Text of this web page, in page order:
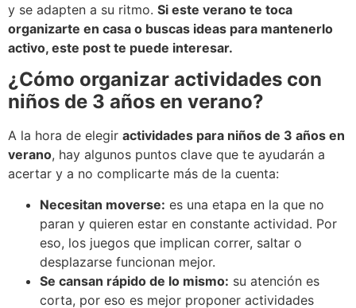
y se adapten a su ritmo. Si este verano te toca
organizarte en casa o buscas ideas para mantenerlo
activo, este post te puede interesar.
¿Cómo organizar actividades con
niños de 3 años en verano?
A la hora de elegir actividades para niños de 3 años en
verano, hay algunos puntos clave que te ayudarán a
acertar y a no complicarte más de la cuenta:
Necesitan moverse: es una etapa en la que no
paran y quieren estar en constante actividad. Por
eso, los juegos que implican correr, saltar o
desplazarse funcionan mejor.
Se cansan rápido de lo mismo: su atención es
corta, por eso es mejor proponer actividades